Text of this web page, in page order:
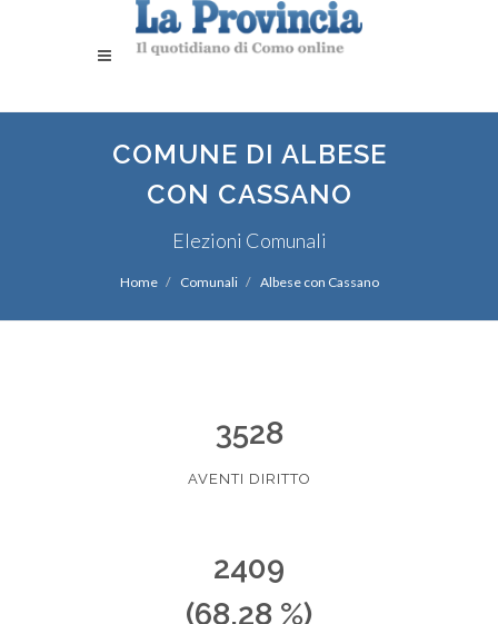
COMUNE DI ALBESE
CON CASSANO
Elezioni Comunali
Home Comunali Albese con Cassano
3528
AVENTI DIRITTO
2409
(68,28 %)